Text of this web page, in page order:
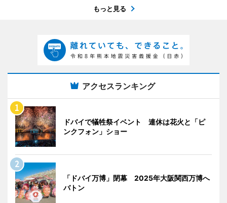
もっと見る
アクセスランキング
ドバイで犠牲祭イベント 連休は花火と「ピ
ンクフォン」ショー
「ドバイ万博」閉幕 2025年大阪関西万博へ
バトン